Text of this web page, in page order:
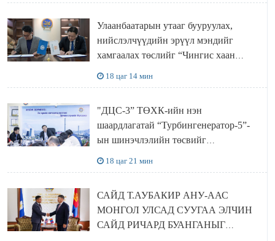
Улаанбаатарын утааг бууруулах,
нийслэлчүүдийн эрүүл мэндийг
хамгаалах төслийг “Чингис хаан
18 цаг 14 мин
"ДЦС-3” ТӨХК-ийн нэн
шаардлагатай “Турбингенератор-5”-
ын шинэчлэлийн төсвийг
18 цаг 21 мин
САЙД Т.АУБАКИР АНУ-ААС
МОНГОЛ УЛСАД СУУГАА ЭЛЧИН
САЙД РИЧАРД БУАНГАНЫГ